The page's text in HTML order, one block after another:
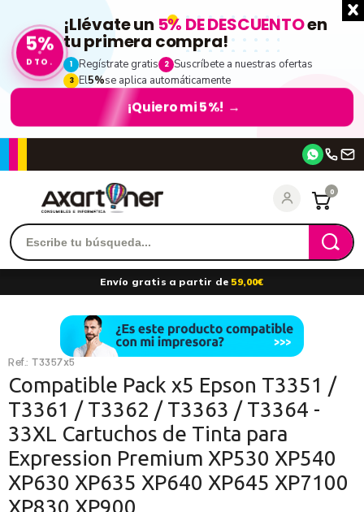
5%
DTO.
¡Llévate un 5% DE DESCUENTOen
tu primera compra!
1 Regístrate gratis 2 Suscríbete a nuestras ofertas
3 El5%se aplica automáticamente
¡Quiero mi 5%!→
entrar
Continuar con Google
Continuar con PayPal
Nueva cuenta
Crea una cuenta en Axartoner.com y podrás realizar tus compras
0
Envío gratis a partir de 59,00€
Ref.: T3357x5
Compatible Pack x5 Epson T3351 /
T3361 / T3362 / T3363 / T3364 -
33XL Cartuchos de Tinta para
Expression Premium XP530 XP540
XP630 XP635 XP640 XP645 XP7100
XP830 XP900